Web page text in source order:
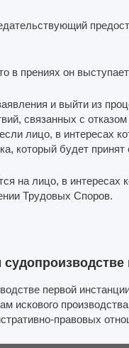
в прениях он
и выйти из
связанных с
лицо, в интересах
который будет
на лицо, в интересах
Трудовых Споров.
первой
искового
правовых